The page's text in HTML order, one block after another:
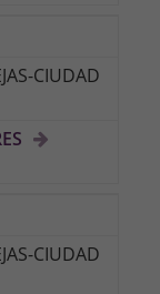
CIUDAD
CIUDAD